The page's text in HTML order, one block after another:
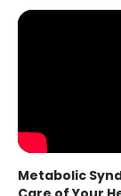
Metabolic